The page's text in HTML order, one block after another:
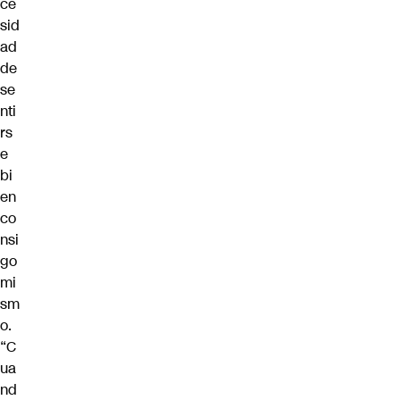
sid
ad
de
se
nti
rs
e
bi
en
co
nsi
go
mi
sm
o.
“C
ua
nd